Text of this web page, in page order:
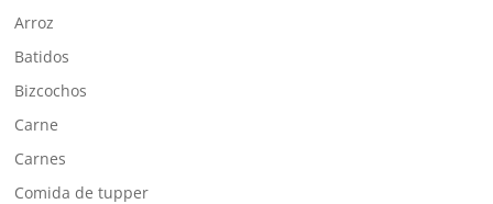
Arroz
Batidos
Bizcochos
Carne
Carnes
Comida de tupper